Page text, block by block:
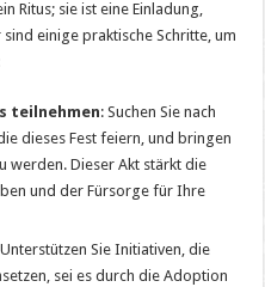
Ritus; sie ist eine Einladung,
einige praktische Schritte, um
teilnehmen: Suchen Sie nach
dieses Fest feiern, und bringen
werden. Dieser Akt stärkt die
und der Fürsorge für Ihre
Sie Initiativen, die
sei es durch die Adoption